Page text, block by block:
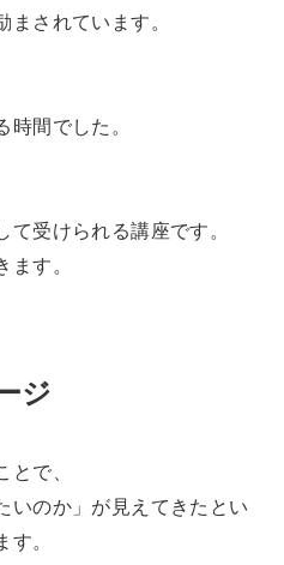
されています。
時間でした。
受けられる講座です。
す。
ジ
で、
いのか」が見えてきたとい
。